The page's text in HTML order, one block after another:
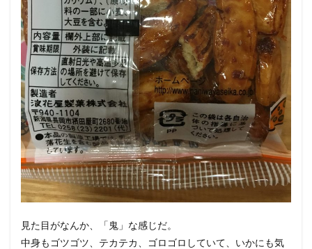
見た目がなんか、「鬼」な感じだ。
中身もゴツゴツ、テカテカ、ゴロゴロしていて、いかにも気